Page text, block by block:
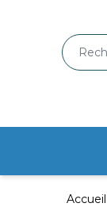
Accueil